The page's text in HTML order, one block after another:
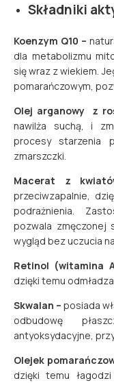
Składniki
Koenzym Q10 –
dla metabolizmu
się wraz z wiekiem.
pomarańczowym,
Olej arganowy z
nawilża suchą, i
procesy starzenia
zmarszczki.
Macerat z
przeciwzapalnie,
podrażnienia.
pozwala zmęczonej
wygląd bez uczucia
Retinol (witamina
dzięki temu
Skwalan – posiada
odbudowę
antyoksydacyjne,
Olejek
dzięki temu